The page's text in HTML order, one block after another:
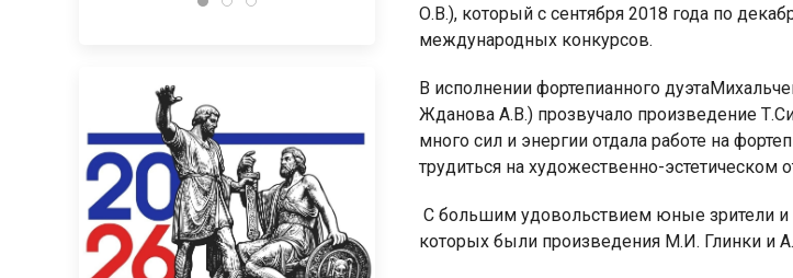
О.В.), который с сентября 2018 года по
международных конкурсов.
В исполнении фортепианного
Жданова А.В.) прозвучало произведение
много сил и энергии отдала работе на
трудиться на художественно-
С большим удовольствием юные зрители и
которых были произведения М.И. Глинки и